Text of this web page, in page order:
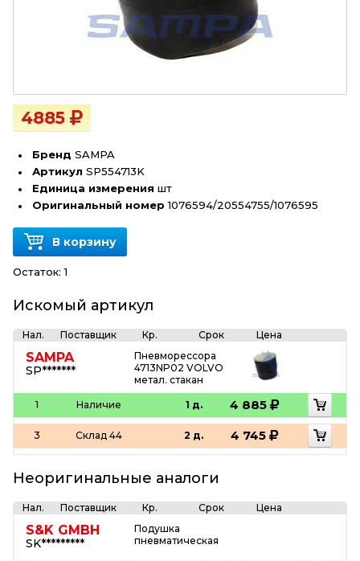
4885
Бренд SAMPA
Артикул SP554713K
Единица измерения шт
Оригинальный номер 1076594/20554755/1076595
В корзину
Остаток:1
Искомый артикул
Нал. Поставщик Кр. Срок Цена
SAMPA
SP*******
Пневморессора
4713NP02 VOLVO
метал. стакан
1 Наличие 1 д. 4 885
3 Склад 44 2 д. 4 745
Неоригинальные аналоги
Нал. Поставщик Кр. Срок Цена
S&K GMBH
SK*********
Подушка
пневматическая